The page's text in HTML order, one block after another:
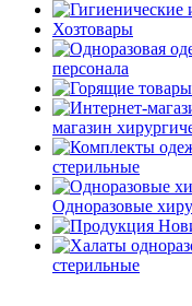
Хозтовары
персонала
магазин
стерильные
Одноразовые
стерильные